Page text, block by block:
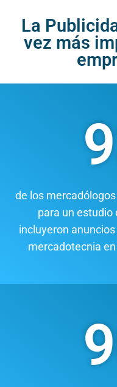
La
vez más
de los
para un estudio
incluyeron
mercadotecnia